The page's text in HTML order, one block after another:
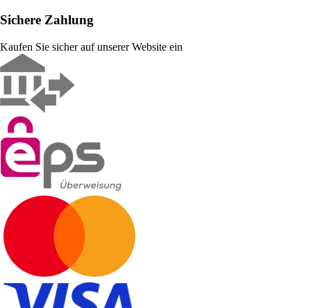
Sichere Zahlung
Kaufen Sie sicher auf unserer Website ein